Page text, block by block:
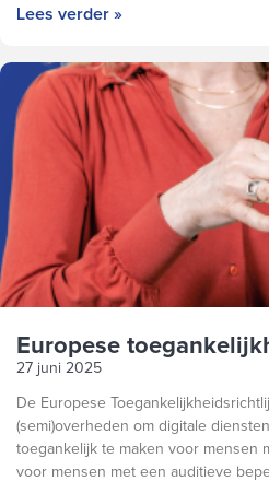
Lees verder »
Europese
27 juni 2025
De Europese
(semi)overheden om digitale
toegankelijk te maken voor mensen
voor mensen met een auditieve